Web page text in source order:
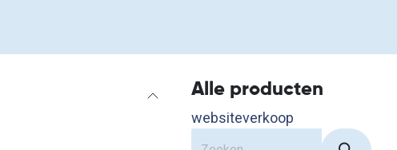
Alle producten
websiteverkoop